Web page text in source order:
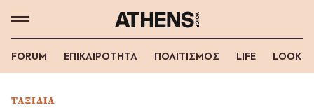
FORUM ΕΠΙΚΑΙΡΟΤΗΤΑ ΠΟΛΙΤΙΣΜΟΣ LIFE LOOK
ΤΑΞΙΔΙΑ